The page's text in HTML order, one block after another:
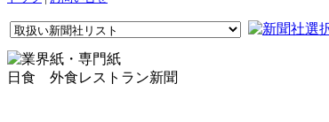
日食 外食レストラン新聞